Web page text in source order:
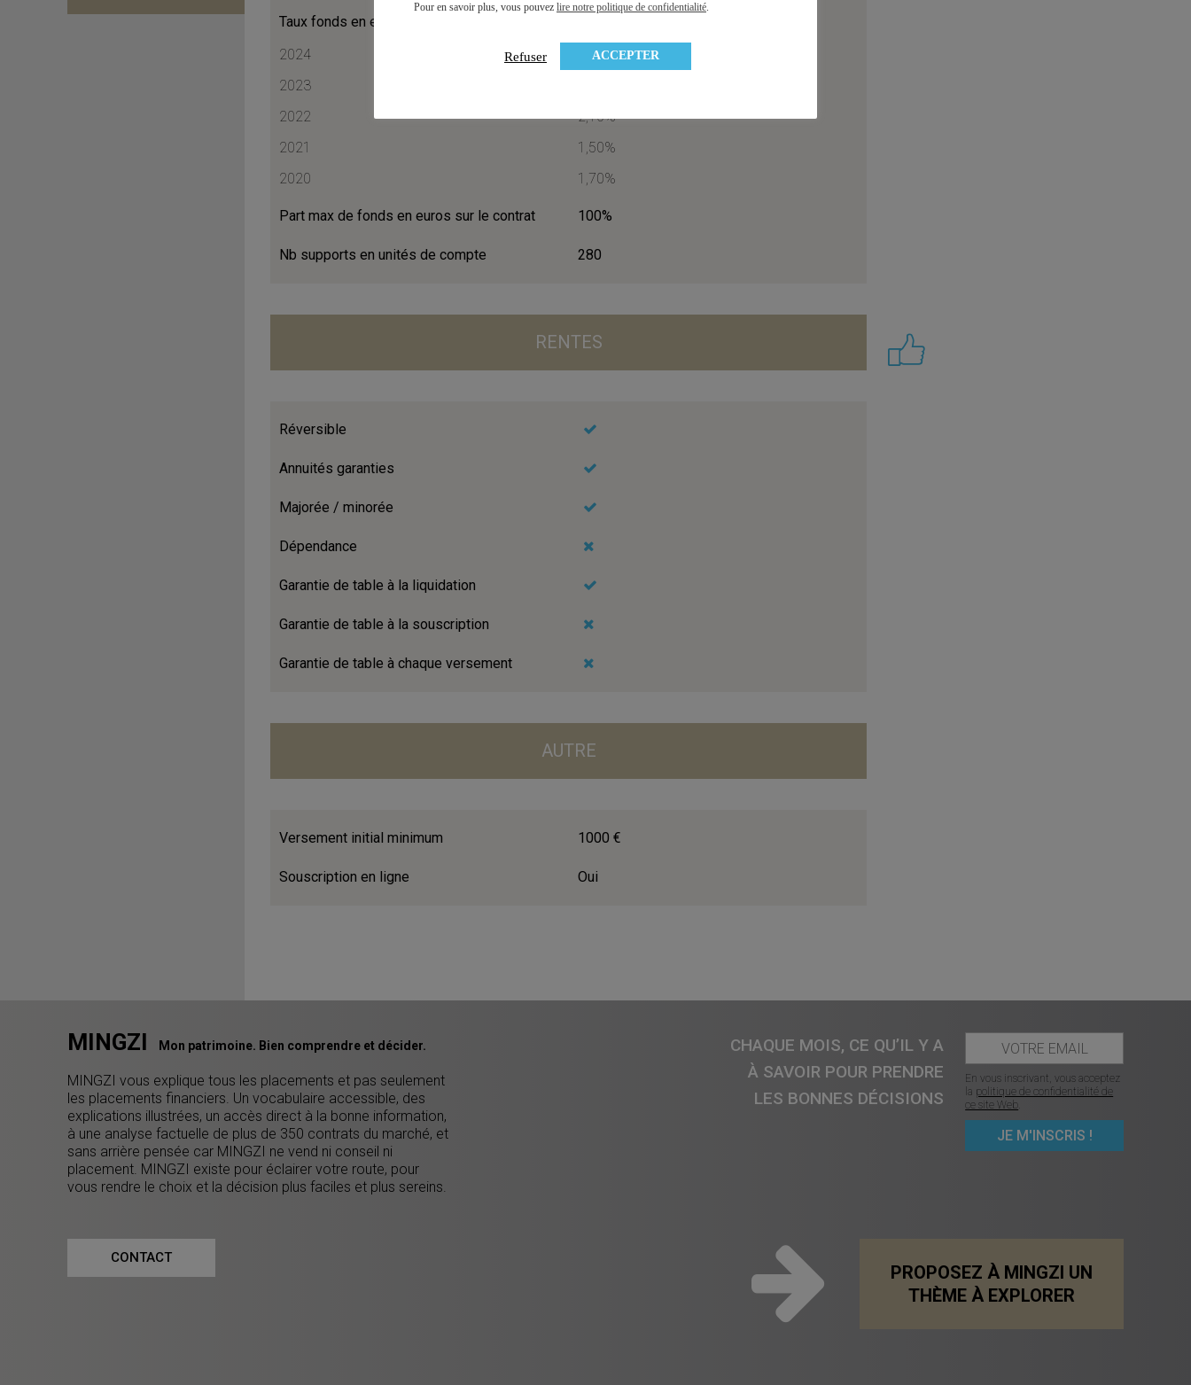
Taux fonds en euros
2024
2023
2022
2021
2020
3,00%
2,10%
1,50%
1,70%
Part max de fonds en euros sur le contrat 100%
Nb supports en unités de compte 280
RENTES
Réversible
Annuités garanties
Majorée / minorée
Dépendance
Garantie de table à la liquidation
Garantie de table à la souscription
Garantie de table à chaque versement
AUTRE
Versement initial minimum 1000 €
Souscription en ligne Oui
MINGZI Mon patrimoine. Bien comprendre et décider.
MINGZI vous explique tous les placements et pas seulement
les placements financiers. Un vocabulaire accessible, des
explications illustrées, un accès direct à la bonne information,
à une analyse factuelle de plus de 350 contrats du marché, et
sans arrière pensée car MINGZI ne vend ni conseil ni
placement. MINGZI existe pour éclairer votre route, pour
vous rendre le choix et la décision plus faciles et plus sereins.
CHAQUE MOIS, CE QU’IL Y A
À SAVOIR POUR PRENDRE
LES BONNES DÉCISIONS
En vous inscrivant, vous acceptez
la politique de confidentialité de
ce site Web
CONTACT
PROPOSEZ À MINGZI UN
THÈME À EXPLORER
Pour en savoir plus, vous pouvez lire notre politique de confidentialité.
Refuser ACCEPTER